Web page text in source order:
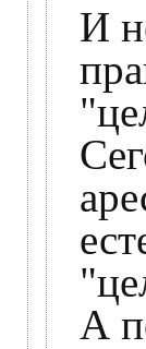
И
А